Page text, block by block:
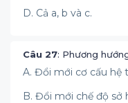
D. Cả a, b và c.
Câu 27: Phương
A. Đổi mới cơ cấu hệ
B. Đổi mới chế độ sở